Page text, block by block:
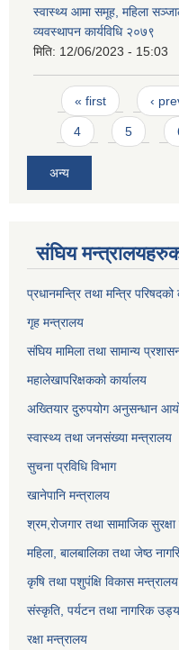
स्वास्थ्य आमा समूह, महिला
व्यवस्थापन कार्यविधि २०७९
मिति: 12/06/2023 - 15:03
Pages
« first ‹
4 5
अन्य
संघिय
प्रधानमन्त्रि तथा मन्त्रि परिषदको
गृह मन्त्रालय
संघिय मामिला तथा सामान्य
महालेखापरिक्षकको कार्यालय
अख्तियार दुरुपयोग अनुसन्धान
स्वास्थ्य तथा जनसंख्या मन्त्रालय
सुचना प्रविधि विभाग
खानेपानि मन्त्रालय
श्रम,रोजगार तथा सामाजिक
महिला, बालबालिका तथा जेष्ठ
कृषि तथा पशुपंक्षि विकास मन्त्रालय
संस्कृति, पर्यटन तथा नागरिक
रक्षा मन्त्रालय